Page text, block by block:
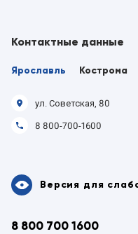
Версия для
8 800 700 1600
Контактные данные
Ярославль Кострома
ул. Советская, 80
8 800-700-1600